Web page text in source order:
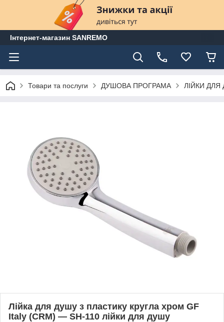
Інтернет-магазин SANREMO
Товари та послуги ДУШОВА ПРОГРАМА ЛІЙКИ
Лійка для душу з пластику кругла хром GF
Italy (CRM) — SH-110 лійки для душу